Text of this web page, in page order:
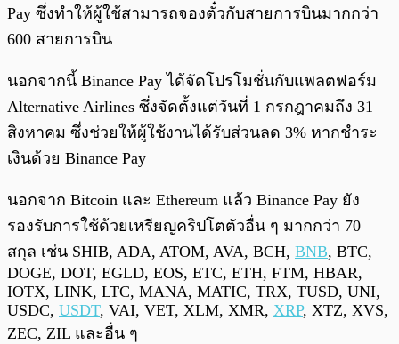
Pay ซึ่งทำให้ผู้ใช้สามารถจองตั๋วกับสายการบินมากกว่า
600 สายการบิน
นอกจากนี้ Binance Pay ได้จัดโปรโมชั่นกับแพลตฟอร์ม
Alternative Airlines ซึ่งจัดตั้งแต่วันที่ 1 กรกฎาคมถึง 31
สิงหาคม ซึ่งช่วยให้ผู้ใช้งานได้รับส่วนลด 3% หากชำระ
เงินด้วย Binance Pay
นอกจาก Bitcoin และ Ethereum แล้ว Binance Pay ยัง
รองรับการใช้ด้วยเหรียญคริปโตตัวอื่น ๆ มากกว่า 70
สกุล เช่น SHIB, ADA, ATOM, AVA, BCH, BNB, BTC,
DOGE, DOT, EGLD, EOS, ETC, ETH, FTM, HBAR,
IOTX, LINK, LTC, MANA, MATIC, TRX, TUSD, UNI,
USDC, USDT, VAI, VET, XLM, XMR, XRP, XTZ, XVS,
ZEC, ZIL และอื่น ๆ